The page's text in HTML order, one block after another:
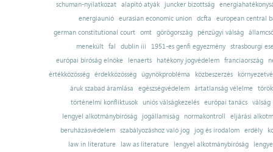
schuman-nyilatkozat alapító atyák juncker bizottság
energiaunió eurasian economic union dcfta
european central
german constitutional court
omt görögország pénzügyi válság
menekült
fal dublin iii 1951-es genfi egyezmény
strasbourgi
európai bíróság elnöke
lenaerts hatékony jogvédelem franciaország
értékközösség
érdekközösség ügynökprobléma közbeszerzés
áruk szabad áramlása
egészségvédelem ártatlanság vélelme
történelmi konfliktusok uniós válságkezelés európai tanács válság
lengyel alkotmánybíróság
jogállamiság normakontroll
eljárási
beruházásvédelem
szabályozáshoz való jog jog és irodalom erdély
law in literature
law as literature lengyel alkotmánybíróság